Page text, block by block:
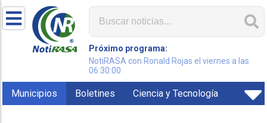
Próximo programa:
NotiRASA con Ronald Rojas el viernes a las
06:30:00
Municipios Boletines Ciencia y Tecnología